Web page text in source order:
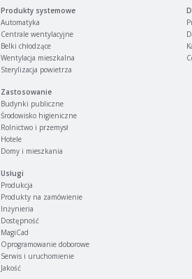
Produkty systemowe
Automatyka
Centrale wentylacyjne
Belki chłodzące
Wentylacja mieszkalna
Sterylizacja powietrza
Zastosowanie
Budynki publiczne
Środowisko higieniczne
Rolnictwo i przemysł
Hotele
Domy i mieszkania
Usługi
Produkcja
Produkty na zamówienie
Inżynieria
Dostępność
MagiCad
Oprogramowanie doborowe
Serwis i uruchomienie
Jakość